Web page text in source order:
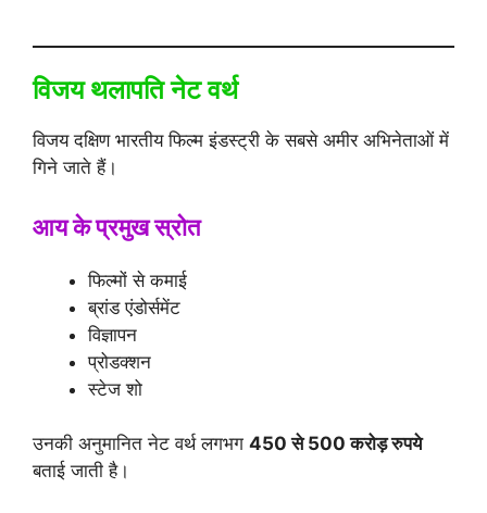
विजय थलापति नेट वर्थ
विजय दक्षिण भारतीय फिल्म इंडस्ट्री के सबसे अमीर अभिनेताओं में
गिने जाते हैं।
आय के प्रमुख स्रोत
फिल्मों से कमाई
ब्रांड एंडोर्समेंट
विज्ञापन
प्रोडक्शन
स्टेज शो
उनकी अनुमानित नेट वर्थ लगभग 450 से 500 करोड़ रुपये
बताई जाती है।